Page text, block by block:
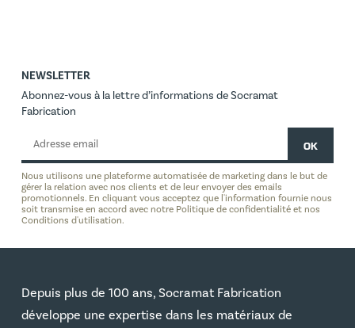
NEWSLETTER
Abonnez-vous à la lettre d’informations de Socramat
Fabrication
Nous utilisons une plateforme automatisée de marketing dans le but de
gérer la relation avec nos clients et de leur envoyer des emails
promotionnels. En cliquant vous acceptez que l'information fournie nous
soit transmise en accord avec notre Politique de confidentialité et nos
Conditions d'utilisation.
Depuis plus de 100 ans, Socramat Fabrication
développe une expertise dans les matériaux de